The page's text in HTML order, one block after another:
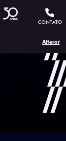
CONTATO
Alterar